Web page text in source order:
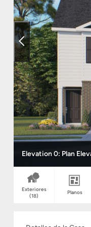
Elevation 0: Plan
Exteriores
(18)
Planos